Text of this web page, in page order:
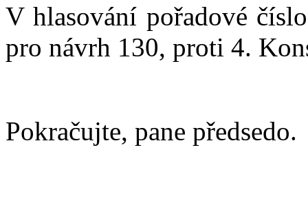
V hlasování pořadové
pro návrh 130, proti 4.
Pokračujte, pane předsedo.